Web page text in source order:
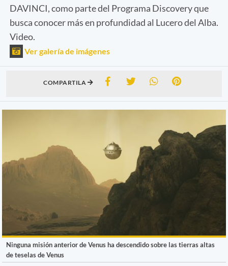
DAVINCI, como parte del Programa Discovery que
busca conocer más en profundidad al Lucero del Alba.
Video.
Ver galería de imágenes
COMPARTILA
Ninguna misión anterior de Venus ha descendido sobre las tierras altas
de teselas de Venus